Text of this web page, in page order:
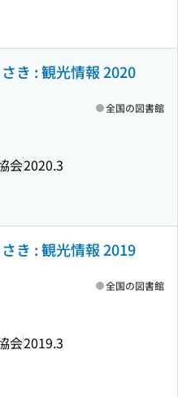
き : 観光情報 2020
会2020.3
全国の図書館
き : 観光情報 2019
会2019.3
全国の図書館